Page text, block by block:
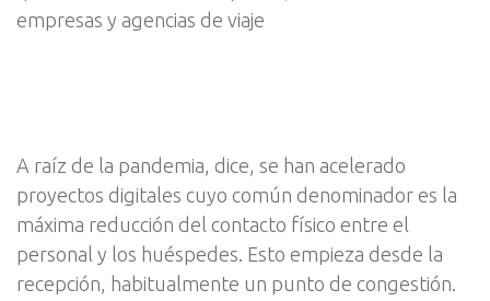
empresas y agencias de viaje
A raíz de la pandemia, dice, se han acelerado
proyectos digitales cuyo común denominador es la
máxima reducción del contacto físico entre el
personal y los huéspedes. Esto empieza desde la
recepción, habitualmente un punto de congestión.